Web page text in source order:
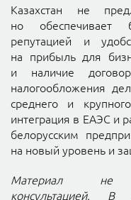
Казахстан не
но обеспечивает
репутацией и
на прибыль для
и наличие
налогообложения
среднего и
интеграция в ЕАЭС и
белорусским
на новый уровень и
Материал не
консультацией. В